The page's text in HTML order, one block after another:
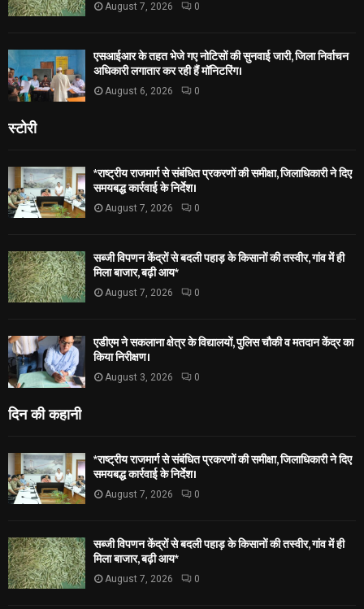
August 7, 2026 0
एसआईआर के तहत भेजे गए नोटिसों की सुनवाई जारी, जिला निर्वाचन
अधिकारी लगातार कर रही हैं मॉनिटरिंग।
August 6, 2026 0
स्टोरी
*राष्ट्रीय राजमार्ग से संबंधित प्रकरणों की समीक्षा, जिलाधिकारी ने दिए
समयबद्ध कार्रवाई के निर्देश।
August 7, 2026 0
सब्जी विपणन केंद्रों से बदली पहाड़ के किसानों की तस्वीर, गांव में ही
मिला बाजार, बढ़ी आय*
August 7, 2026 0
एडीएम ने सकलाना क्षेत्र के विद्यालयों, पुलिस चौकी व मतदान केंद्र का
किया निरीक्षण।
August 3, 2026 0
दिन की कहानी
*राष्ट्रीय राजमार्ग से संबंधित प्रकरणों की समीक्षा, जिलाधिकारी ने दिए
समयबद्ध कार्रवाई के निर्देश।
August 7, 2026 0
सब्जी विपणन केंद्रों से बदली पहाड़ के किसानों की तस्वीर, गांव में ही
मिला बाजार, बढ़ी आय*
August 7, 2026 0